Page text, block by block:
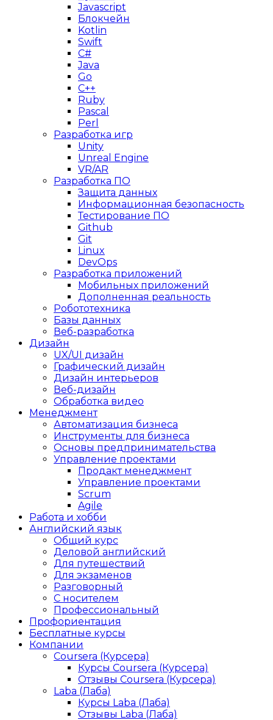
Javascript
Блокчейн
Kotlin
Swift
C#
Java
Go
C++
Ruby
Pascal
Perl
Разработка игр
Unity
Unreal Engine
VR/AR
Разработка ПО
Защита данных
Информационная безопасность
Тестирование ПО
Github
Git
Linux
DevOps
Разработка приложений
Мобильных приложений
Дополненная реальность
Робототехника
Базы данных
Веб-разработка
Дизайн
UX/UI дизайн
Графический дизайн
Дизайн интерьеров
Веб-дизайн
Обработка видео
Менеджмент
Автоматизация бизнеса
Инструменты для бизнеса
Основы предпринимательства
Управление проектами
Продакт менеджмент
Управление проектами
Scrum
Agile
Работа и хобби
Английский язык
Общий курс
Деловой английский
Для путешествий
Для экзаменов
Разговорный
С носителем
Профессиональный
Профориентация
Бесплатные курсы
Компании
Coursera (Курсера)
Курсы Coursera (Курсера)
Отзывы Coursera (Курсера)
Laba (Лаба)
Курсы Laba (Лаба)
Отзывы Laba (Лаба)